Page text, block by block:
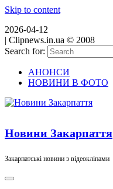
Skip to content
2026-04-12
| Clipnews.in.ua © 2008
Search for:
АНОНСИ
НОВИНИ В ФОТО
Новини Закарпаття
Закарпатські новини з відеокліпами